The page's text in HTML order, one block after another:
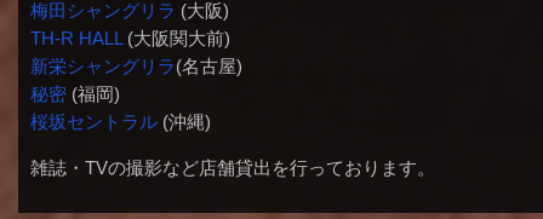
梅田シャングリラ (大阪)
TH-R HALL(大阪関大前)
新栄シャングリラ(名古屋)
秘密(福岡)
桜坂セントラル(沖縄)
雑誌・TVの撮影など店舗貸出を行っております。